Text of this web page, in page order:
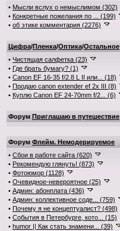
• Мысли вслух о немыслимом (302)
• Конкретные пожелания по ... (199)
• об этике комментария (2276)
Цифра/Пленка/Оптика/Остальное
• Чистящая салфетка (23)
• Где брать бумагу? (1)
• Canon EF 16-35 f/2.8 L II или... (18)
• Продаю canon extender ef 2x III (8)
• Куплю Canon EF 24-70mm f/2... (6)
Форум Приглашаю в путешествие
Форум Флейм. Немодерируемое
• Сбои в работе сайта (620)
• Рекомендую глянуть! (873)
• Фотоюмор (1128)
• Очевидное-невероятное (25)
• Админ: абонплата (436)
• Админ: коллективное соде... (759)
• Почему я не концептуалист? (498)
• События в Петербурге, кото... (15)
• humor || Как стать знамени... (39)